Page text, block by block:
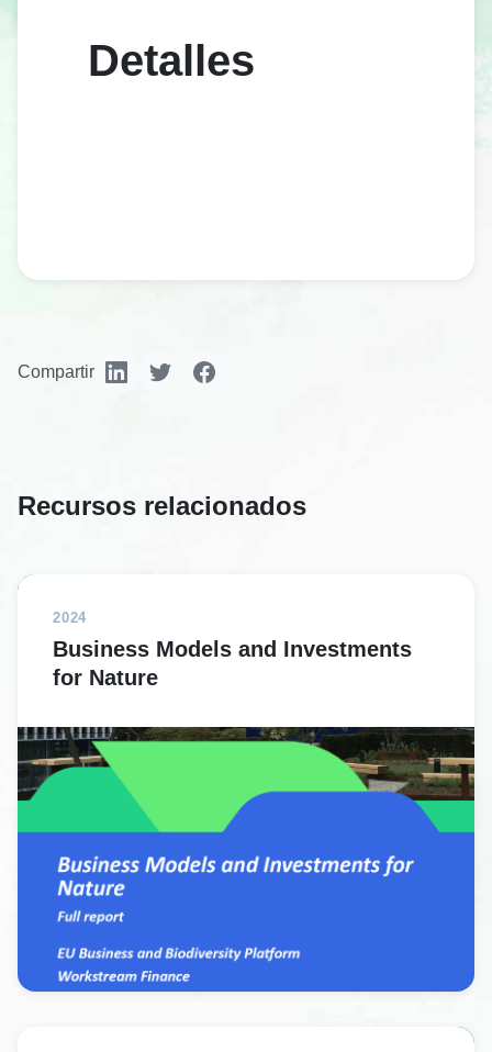
Detalles
Compartir
Recursos relacionados
2024
Business Models and Investments
for Nature